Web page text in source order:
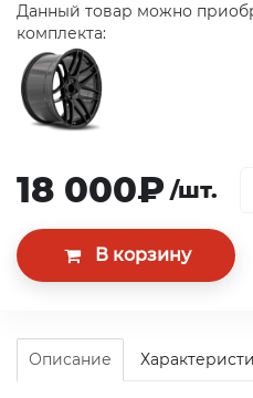
Данный товар можно
комплекта:
18 000₽ /шт.
Описание